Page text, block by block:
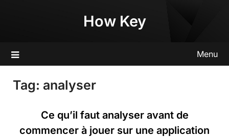
How Key
Menu
Tag: analyser
Ce qu’il faut analyser avant de
commencer à jouer sur une application